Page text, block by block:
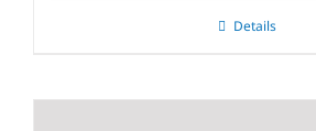
Details